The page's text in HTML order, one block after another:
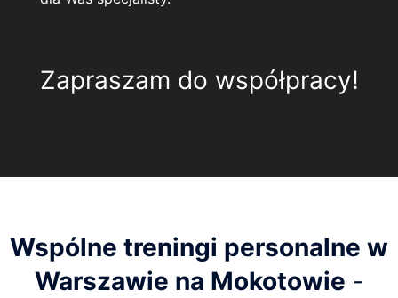
Zapraszam do współpracy!
Wspólne treningi personalne w
Warszawie na Mokotowie -